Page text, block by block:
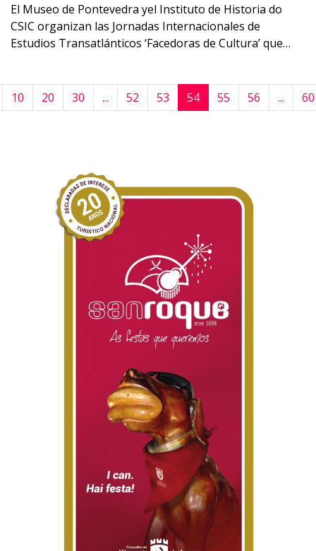
El Museo de Pontevedra yel Instituto de Historia do
CSIC organizan las Jornadas Internacionales de
Estudios Transatlánticos ‘Facedoras de Cultura’ que
10 20 30 ... 52 53 54 55 56 ... 60